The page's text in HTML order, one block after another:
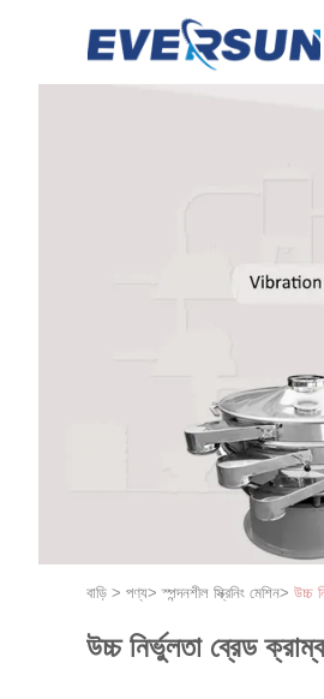
বাড়ি > পণ্য>স্পন্দনশীল স্ক্রিনিং মেশিন> উচ্চ
উচ্চ নির্ভুলতা ব্রেড